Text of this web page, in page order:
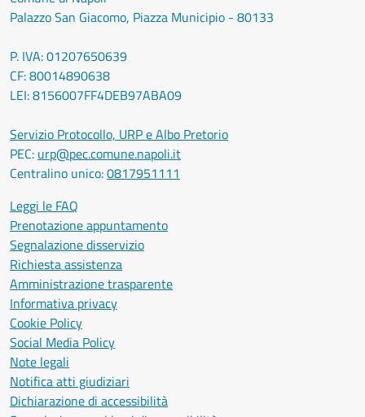
Palazzo San Giacomo, Piazza Municipio - 80133
P. IVA: 01207650639
CF: 80014890638
LEI: 8156007FF4DEB97ABA09
Servizio Protocollo, URP e Albo Pretorio
PEC: urp@pec.comune.napoli.it
Centralino unico:0817951111
Leggi le FAQ
Prenotazione appuntamento
Segnalazione disservizio
Richiesta assistenza
Amministrazione trasparente
Informativa privacy
Cookie Policy
Social Media Policy
Note legali
Notifica atti giudiziari
Dichiarazione di accessibilità